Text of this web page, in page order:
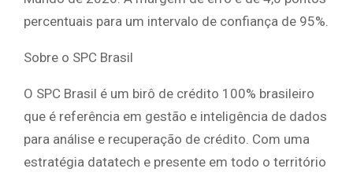
percentuais para um intervalo de confiança de 95%.
Sobre o SPC Brasil
O SPC Brasil é um birô de crédito 100% brasileiro
que é referência em gestão e inteligência de dados
para análise e recuperação de crédito. Com uma
estratégia datatech e presente em todo o território